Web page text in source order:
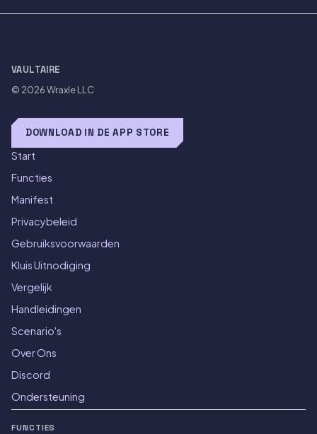
VAULTAIRE
© 2026Wraxle LLC
DOWNLOAD IN DE APP STORE
Start
Functies
Manifest
Privacybeleid
Gebruiksvoorwaarden
Kluis Uitnodiging
Vergelijk
Handleidingen
Scenario's
Over Ons
Discord
Ondersteuning
FUNCTIES